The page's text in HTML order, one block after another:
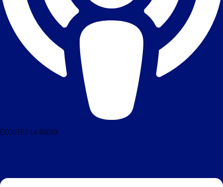
ÉCOUTEZ LA RADIO